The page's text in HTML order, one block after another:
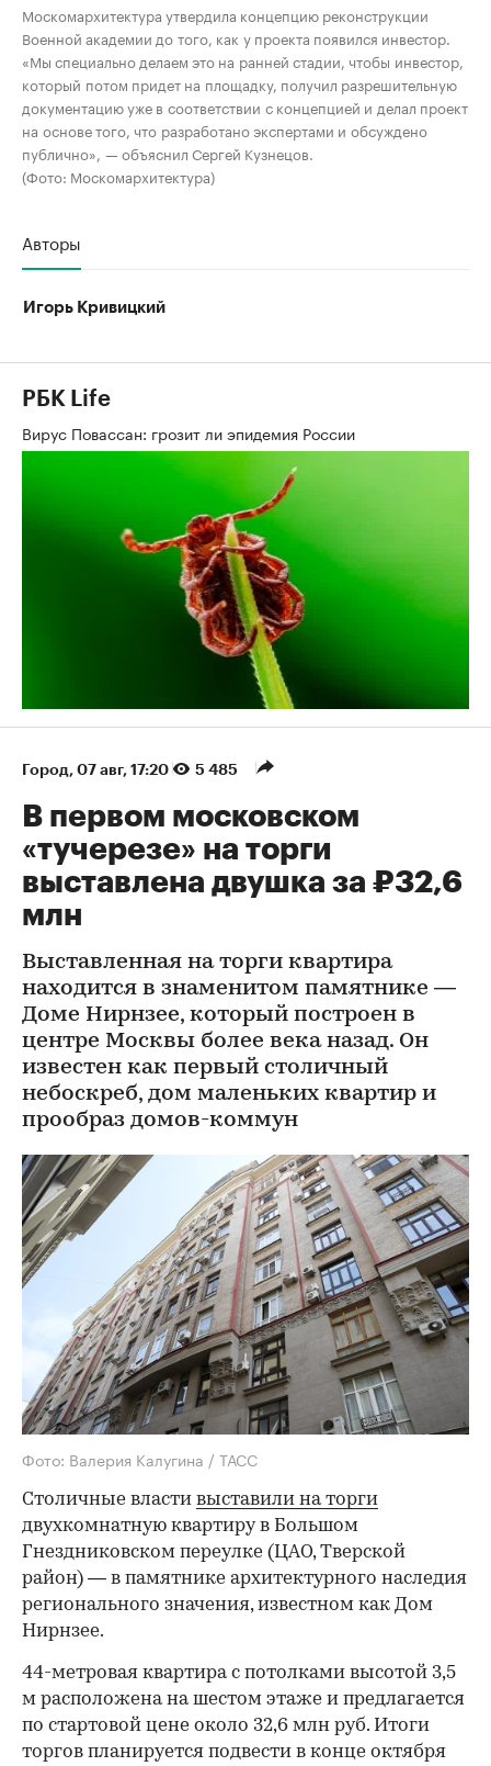
Москомархитектура утвердила концепцию реконструкции
Военной академии до того, как у проекта появился инвестор.
«Мы специально делаем это на ранней стадии, чтобы инвестор,
который потом придет на площадку, получил разрешительную
документацию уже в соответствии с концепцией и делал проект
на основе того, что разработано экспертами и обсуждено
публично», — объяснил Сергей Кузнецов.
(Фото: Москомархитектура)
Авторы
Игорь Кривицкий
РБК Life
Вирус Повассан: грозит ли эпидемия России
Город⁠, 07 авг, 17:20 5 485
В первом московском
«тучерезе» на торги
выставлена двушка за ₽32,6
млн
Выставленная на торги квартира
находится в знаменитом памятнике —
Доме Нирнзее, который построен в
центре Москвы более века назад. Он
известен как первый столичный
небоскреб, дом маленьких квартир и
прообраз домов-коммун
Фото: Валерия Калугина / ТАСС
Столичные власти выставили на торги
двухкомнатную квартиру в Большом
Гнездниковском переулке (ЦАО, Тверской
район) — в памятнике архитектурного наследия
регионального значения, известном как Дом
Нирнзее.
44-метровая квартира с потолками высотой 3,5
м расположена на шестом этаже и предлагается
по стартовой цене около 32,6 млн руб. Итоги
торгов планируется подвести в конце октября